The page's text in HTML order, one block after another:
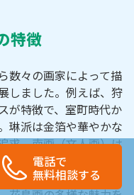
電話で
無料相談する
特徴
数々の画家によって描
しました。例えば、狩
が特徴で、室町時代か
琳派は金箔や華やかな
求。南画（文人画）は
画が主流です。円山・
植物の生命感を繊細に